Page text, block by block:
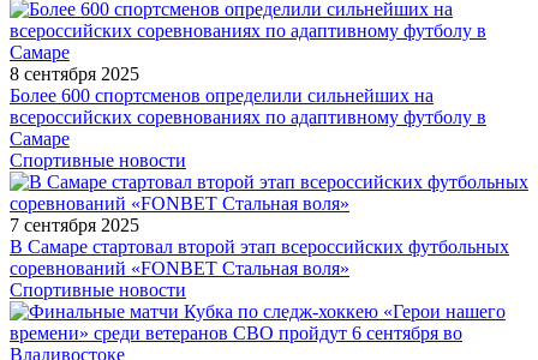
8 сентября 2025
Более 600 спортсменов определили сильнейших на
всероссийских соревнованиях по адаптивному футболу в
Самаре
Спортивные новости
7 сентября 2025
В Самаре стартовал второй этап всероссийских футбольных
соревнований «FONBET Стальная воля»
Спортивные новости